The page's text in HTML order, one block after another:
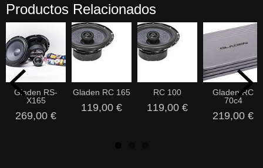
Productos Relacionados
Gladen RS-
X165
269,00 €
Gladen RC 165
119,00 €
RC 100
119,00 €
Gladen RC
70c4
219,00 €